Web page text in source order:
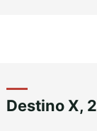
Destino X,